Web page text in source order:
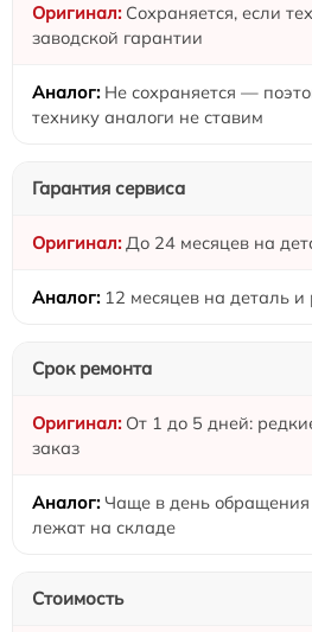
Сохраняется, если
заводской гарантии
Не сохраняется —
технику аналоги не ставим
Гарантия сервиса
До 24 месяцев на
12 месяцев на деталь и
Срок ремонта
От 1 до 5 дней:
заказ
Чаще в день
лежат на складе
Стоимость